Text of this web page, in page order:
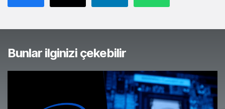
Bunlar ilginizi çekebilir